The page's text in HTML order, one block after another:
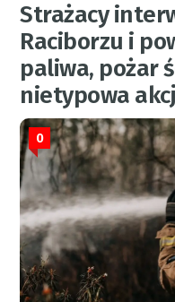
Strażacy
Raciborzu i
paliwa, pożar
nietypowa
0